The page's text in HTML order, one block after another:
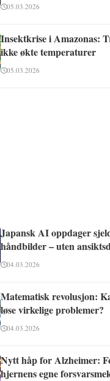
05.03.2026
Insektkrise i Amazonas:
ikke økte temperaturer
05.03.2026
Japansk AI oppdager
håndbilder – uten
04.03.2026
Matematisk revolusjon:
løse virkelige problemer?
04.03.2026
Nytt håp for Alzheimer:
hjernens egne